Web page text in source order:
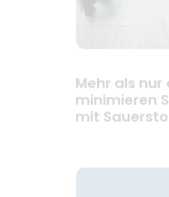
Mehr als nur
minimieren
mit